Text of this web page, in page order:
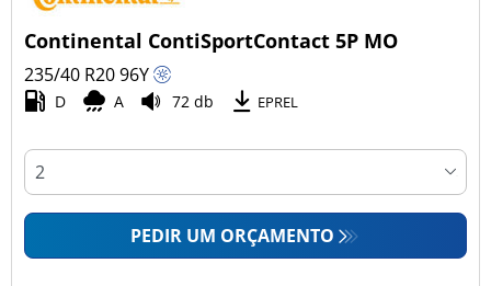
Continental ContiSportContact 5P MO
235/40 R2096Y
D A 72 db EPREL
PEDIR UM ORÇAMENTO